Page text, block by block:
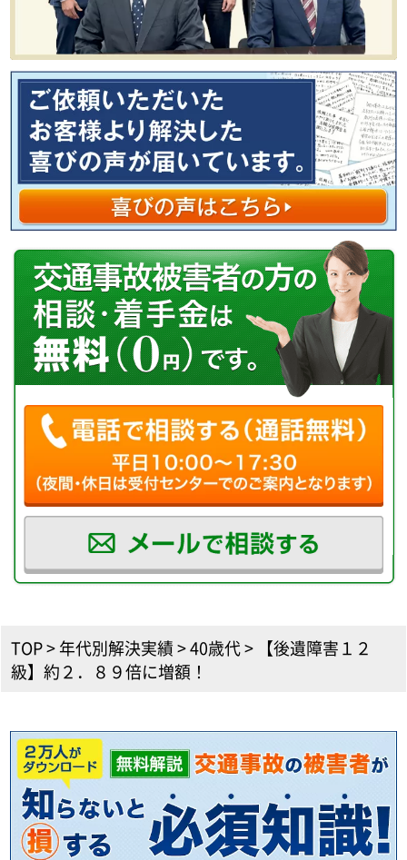
TOP>年代別解決実績>40歳代>
【後遺障害１２
級】約２．８９倍に増額！